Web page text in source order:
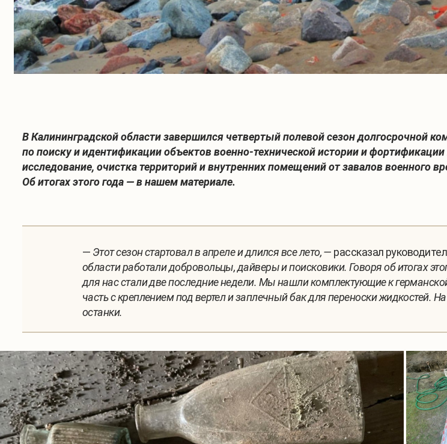
ВКалининградской области завершился четвертый полевой сезон долгосрочной
по поиску и идентификации объектов военно-технической истории и
исследование, очистка территорий и внутренних помещений от завалов военного
Об итогах этого года — в нашем материале.
— Этот сезон стартовал в апреле и длился все лето, — рассказал
области работали добровольцы, дайверы и поисковики. Говоря об итогах
для нас стали две последние недели. Мы нашли комплектующие к
часть с креплением под вертел и заплечный бак для переноски жидкостей.
останки.